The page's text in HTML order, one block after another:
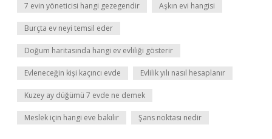
7 evin yöneticisi hangi gezegendir Aşkın evi hangisi
Burçta ev neyi temsil eder
Doğum haritasında hangi ev evliliği gösterir
Evleneceğin kişi kaçıncı evde Evlilik yılı nasıl hesaplanır
Kuzey ay düğümü 7 evde ne demek
Meslek için hangi eve bakılır Şans noktası nedir